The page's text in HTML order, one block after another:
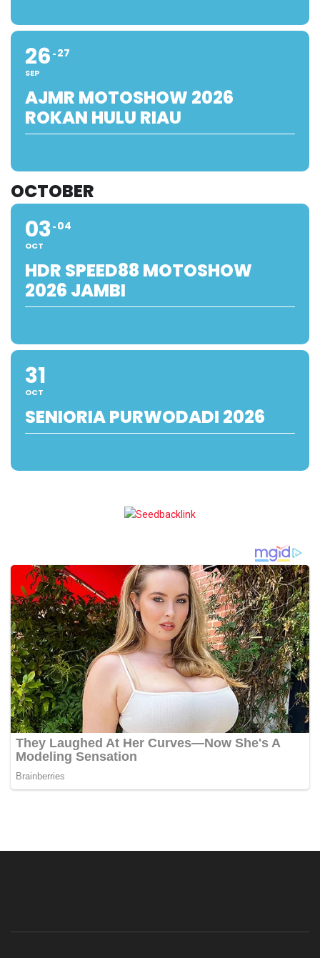
26
SEP
27
AJMR MOTOSHOW 2026
ROKAN HULU RIAU
OCTOBER
03
OCT
04
HDR SPEED88 MOTOSHOW
2026 JAMBI
31
OCT
SENIORIA PURWODADI 2026